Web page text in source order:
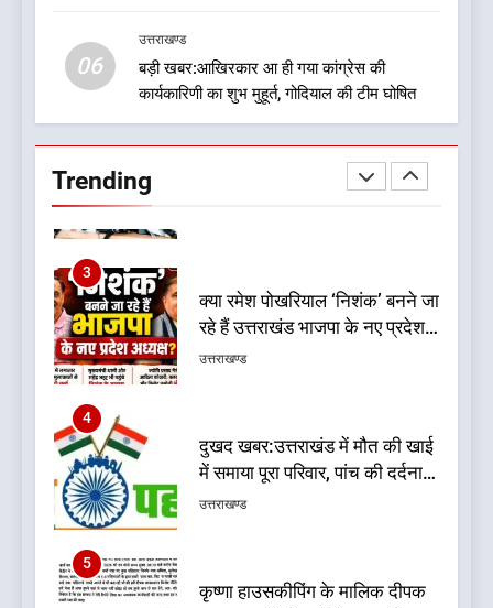
06
उत्तराखण्ड
बड़ी खबर:आखिरकार आ ही गया कांग्रेस की
कार्यकारिणी का शुभ मुहूर्त, गोदियाल की टीम घोषित
Trending
हित और आधारभूत विकास को नई
गति : धामी कैबिनेट के ऐतिहासिक
रहे हैं उत्तराखंड भाजपा के नए प्रदेश
अध्यक्ष? राजनीति के गलियारों में
सुगबुगाहट तेज
उत्तराखण्ड
में समाया पूरा परिवार, पांच की दर्दनाक
मौत
उत्तराखण्ड
जायसवाल विनोद नौटियाल आदि पर